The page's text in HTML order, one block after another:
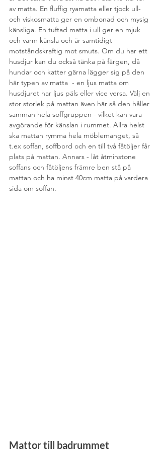
av matta. En fluffig ryamatta eller tjock ull-
och viskosmatta ger en ombonad och mysig
känsliga. En tuftad matta i ull ger en mjuk
och varm känsla och är samtidigt
motståndskraftig mot smuts. Om du har ett
husdjur kan du också tänka på färgen, då
hundar och katter gärna lägger sig på den
här typen av matta  - en ljus matta om
husdjuret har ljus päls eller vice versa. Välj en
stor storlek på mattan även här så den håller
samman hela soffgruppen - vilket kan vara
avgörande för känslan i rummet. Allra helst
ska mattan rymma hela möblemanget, så
t.ex soffan, soffbord och en till två fåtöljer får
plats på mattan. Annars - låt åtminstone
soffans och fåtöljens främre ben stå på
mattan och ha minst 40cm matta på vardera
sida om soffan.
Mattor till badrummet